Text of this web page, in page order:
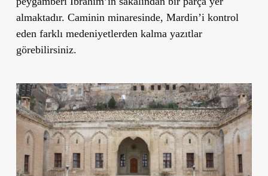
almaktadır. Caminin minaresinde, Mardin’i kontrol
eden farklı medeniyetlerden kalma yazıtlar
görebilirsiniz.